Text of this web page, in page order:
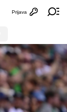
Otvori
Prijava